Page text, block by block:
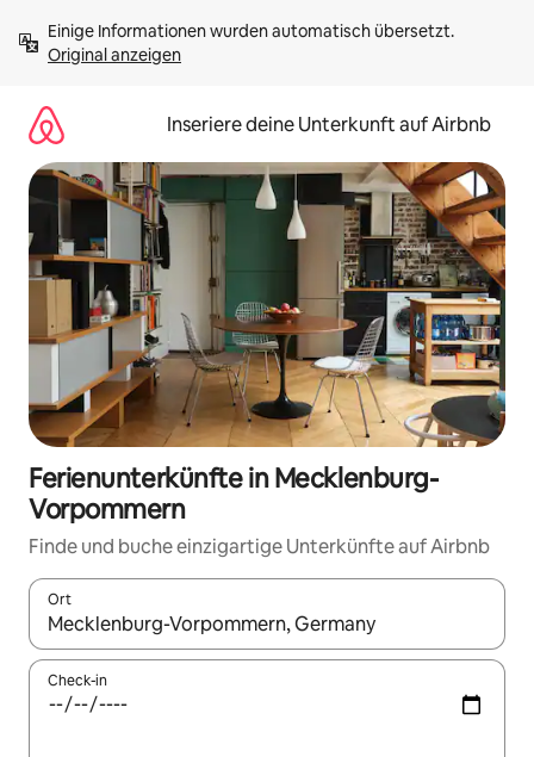
Inhalten
springenOriginal anzeigen
Inseriere deine Unterkunft auf Airbnb
Ferienunterkünfte in Mecklenburg-
Vorpommern
Finde und buche einzigartige Unterkünfte auf Airbnb
Ort
Wenn Ergebnisse verfügbar sind, navigiere mit den
Check-in